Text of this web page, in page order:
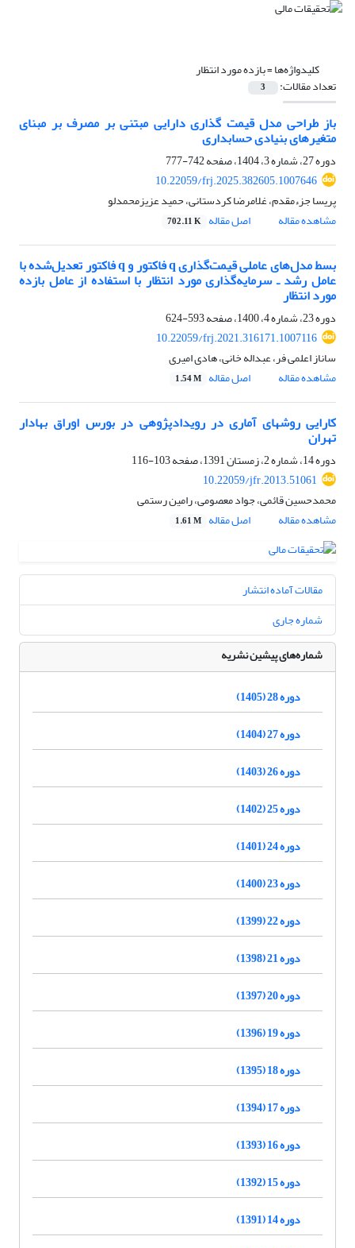
کلیدواژه‌ها =بازده مورد انتظار
تعداد مقالات: 3
باز طراحی مدل قیمت گذاری دارایی مبتنی بر مصرف بر مبنای
متغیرهای بنیادی حسابداری
دوره 27، شماره 3، 1404، صفحه
742-777
10.22059/frj.2025.382605.1007646
پریسا جزءمقدم، غلامرضا کردستانی، حمید عزیزمحمدلو
مشاهده مقاله
اصل مقاله 702.11 K
بسط مدل‌های عاملی قیمت‌گذاری q فاکتور و q فاکتور تعدیل‌شده با
عامل رشد ـ سرمایه‌گذاری مورد انتظار با استفاده از عامل بازده
مورد انتظار
دوره 23، شماره 4، 1400، صفحه
593-624
10.22059/frj.2021.316171.1007116
ساناز اعلمی فر، عبداله خانی، هادی امیری
مشاهده مقاله
اصل مقاله 1.54 M
کارایی روش‎های آماری در رویدادپژوهی در بورس اوراق بهادار
تهران
دوره 14، شماره 2، زمستان 1391، صفحه
103-116
10.22059/jfr.2013.51061
محمدحسین قائمی، جواد معصومی، رامین رستمی
مشاهده مقاله
اصل مقاله 1.61 M
مقالات آماده انتشار
شماره جاری
شماره‌های پیشین نشریه
دوره 28 (1405)
دوره 27 (1404)
دوره 26 (1403)
دوره 25 (1402)
دوره 24 (1401)
دوره 23 (1400)
دوره 22 (1399)
دوره 21 (1398)
دوره 20 (1397)
دوره 19 (1396)
دوره 18 (1395)
دوره 17 (1394)
دوره 16 (1393)
دوره 15 (1392)
دوره 14 (1391)